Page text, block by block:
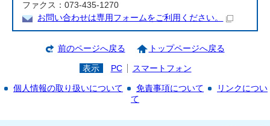
ファクス：073-435-1270
お問い合わせは専用フォームをご利用ください。
前のページへ戻る トップページへ戻る
表示 PC スマートフォン
個人情報の取り扱いについて 免責事項について
リンクについ
て